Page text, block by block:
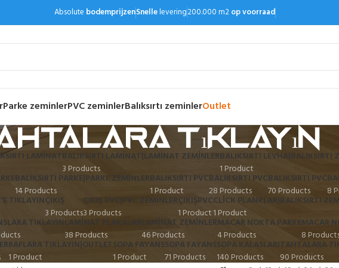
Absolute bodemprijzenSnellelevering200.000 m2op voorraad
Parke zeminlerPVC zeminlerBalıksırtı zeminlerOutlet
tıklayın
LAMINATBALIKSIRTI LAMINAT|LAMINAT ZEMINLER
3 Products
BALIKSIRTI LEVHA|BALIKSIRTI
1 Product
BALIKSIRTI PARKE|PARKE ZEMINLER
14 Products
BALIKSIRTI PVC
1 Product
BALIKSIRTI PVC
28 Products
BALIKSIRTI PVC
70 Products
8
TIKLAYINÇIKIŞ
3 Products
ÇIKIŞ PVC|PVC ZEMINLER
3 Products
ÇIKIŞPVC
1 Product
CLICK PLANKLAR|BALIKSIRTI
1 Product
TIKLAYINLAMINAT PLAKALAR
38 Products
LAMINAT ZEMINLER
46 Products
MACAR NOKTA PARKE
4 Products
MACAR
8
RAFLARA TIKLAYIN|OUTLET
1 Product
SOPA FAYANS
1 Product
SOPA FAYANS
71 Products
SOPA KALASLARI
140 Products
TAHTALARA
90 Products